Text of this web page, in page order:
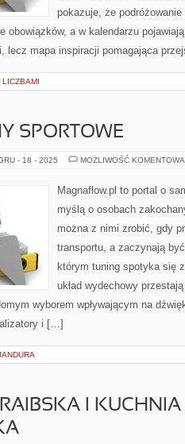
pokazuje, że
obowiązków, a w kalendarzu
lecz mapa inspiracji pomagająca
LICZBAMI
SPORTOWE
- 18 - 2025 MOŻLIWOŚĆ
Magnaflow.pl to portal o
myślą o osobach
można z nimi zrobić, gdy
transportu, a zaczynają
którym tuning spotyka się
układ wydechowy
wyborem wpływającym na
i […]
I KUCHNIA